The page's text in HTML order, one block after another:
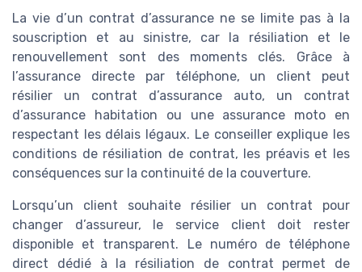
La vie d’un contrat d’assurance ne se limite pas à la
souscription et au sinistre, car la résiliation et le
renouvellement sont des moments clés. Grâce à
l’assurance directe par téléphone, un client peut
résilier un contrat d’assurance auto, un contrat
d’assurance habitation ou une assurance moto en
respectant les délais légaux. Le conseiller explique les
conditions de résiliation de contrat, les préavis et les
conséquences sur la continuité de la couverture.
Lorsqu’un client souhaite résilier un contrat pour
changer d’assureur, le service client doit rester
disponible et transparent. Le numéro de téléphone
direct dédié à la résiliation de contrat permet de